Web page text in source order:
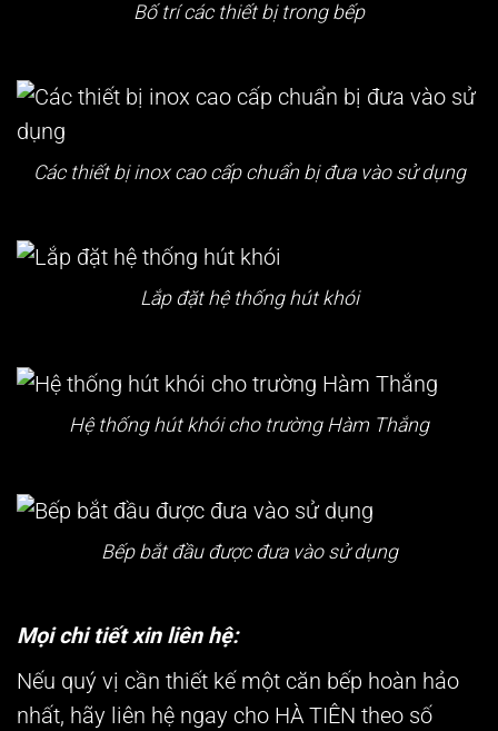
Bố trí các thiết bị trong bếp
Các thiết bị inox cao cấp chuẩn bị đưa vào sử dụng
Lắp đặt hệ thống hút khói
Hệ thống hút khói cho trường Hàm Thắng
Bếp bắt đầu được đưa vào sử dụng
Mọi chi tiết xin liên hệ:
Nếu quý vị cần thiết kế một căn bếp hoàn hảo
nhất, hãy liên hệ ngay cho HÀ TIÊN theo số